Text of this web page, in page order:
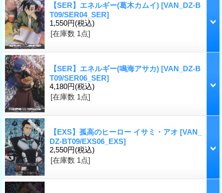
【SER】エネルギー(葛木カムイ) [VAN_DZ-B
T09/SER04_SER]
1,550円(税込)
[在庫数 1点]
【SER】エネルギー(鳴海アサカ) [VAN_DZ-B
T09/SER06_SER]
4,180円(税込)
[在庫数 1点]
【EXS】孤高のヒーロー イサミ・アオ [VAN_
DZ-BT09/EXS06_EXS]
2,550円(税込)
[在庫数 1点]